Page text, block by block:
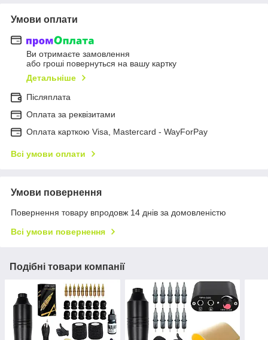
Умови оплати
Ви отримаєте замовлення
або гроші повернуться на вашу картку
Детальніше
Післяплата
Оплата за реквізитами
Оплата карткою Visa, Mastercard - WayForPay
Всі умови оплати
Умови повернення
Повернення товару впродовж 14 днів за домовленістю
Всі умови повернення
Подібні товари компанії